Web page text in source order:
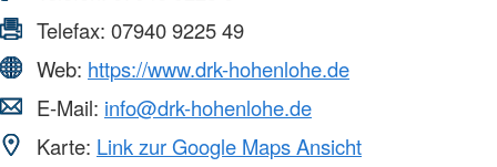
Telefax: 07940 9225 49
Web: https://www.drk-hohenlohe.de
E-Mail: info@drk-hohenlohe.de
Karte: Link zur Google Maps Ansicht